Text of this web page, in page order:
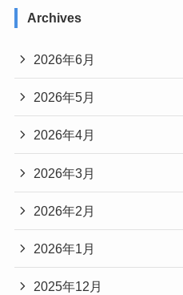
Archives
2026年6月
2026年5月
2026年4月
2026年3月
2026年2月
2026年1月
2025年12月